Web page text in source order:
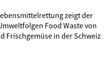
zeigt der
Food Waste von
Frischgemüse in der Schweiz